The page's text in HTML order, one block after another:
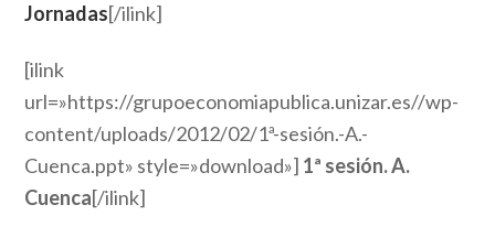
Jornadas[/ilink]
[ilink
url=»https://grupoeconomiapublica.unizar.es//wp-
content/uploads/2012/02/1ª-sesión.-A.-
Cuenca.ppt» style=»download»] 1ª sesión. A.
Cuenca[/ilink]